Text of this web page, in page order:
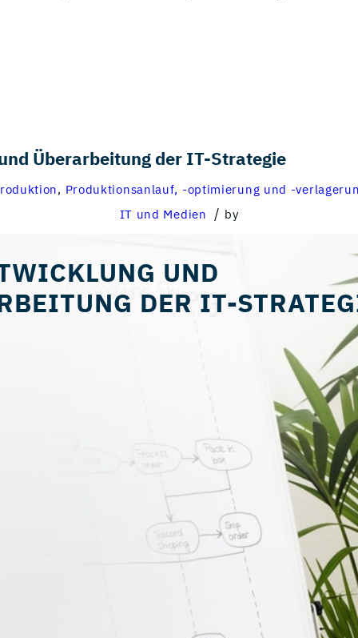
Überarbeitung der IT-Strategie
, Produktionsanlauf, -optimierung und -
IT und Medien / by
UND
DER IT-